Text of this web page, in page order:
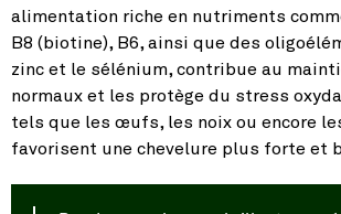
alimentation riche en nutriments
B8 (biotine), B6, ainsi que des
zinc et le sélénium, contribue au
normaux et les protège du stress
tels que les œufs, les noix ou encore
favorisent une chevelure plus forte et